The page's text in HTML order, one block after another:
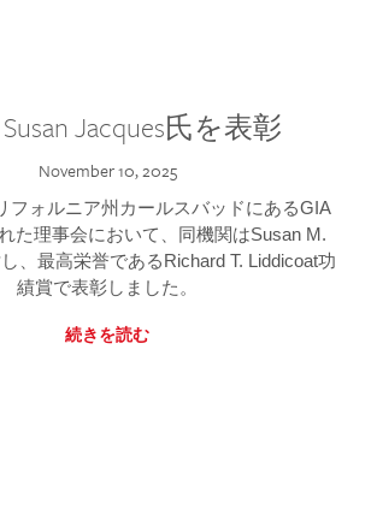
Jacques氏を表彰
November 10, 2025
フォルニア州カールスバッドにあるGIA
た理事会において、同機関はSusan M.
、最高栄誉であるRichard T. Liddicoat功
績賞で表彰しました。
続きを読む